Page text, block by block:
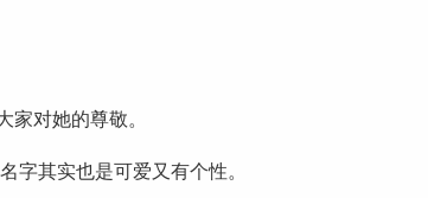
对她的尊敬。
字其实也是可爱又有个性。